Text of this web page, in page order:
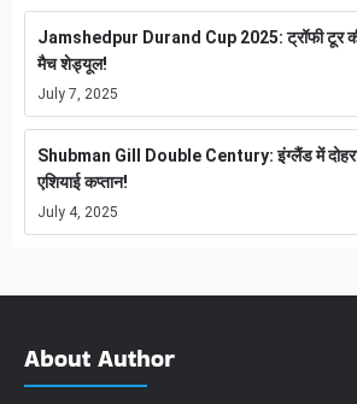
Jamshedpur Durand Cup 2025: ट्रॉफी टूर
मैच शेड्यूल!
July 7, 2025
Shubman Gill Double Century: इंग्लैंड में
एशियाई कप्तान!
July 4, 2025
About Author